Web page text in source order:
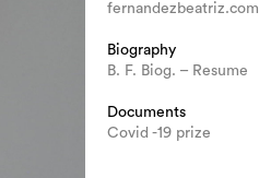
fernandezbeatriz.com
Biography
B. F. Biog. – Resume
Documents
Covid -19 prize